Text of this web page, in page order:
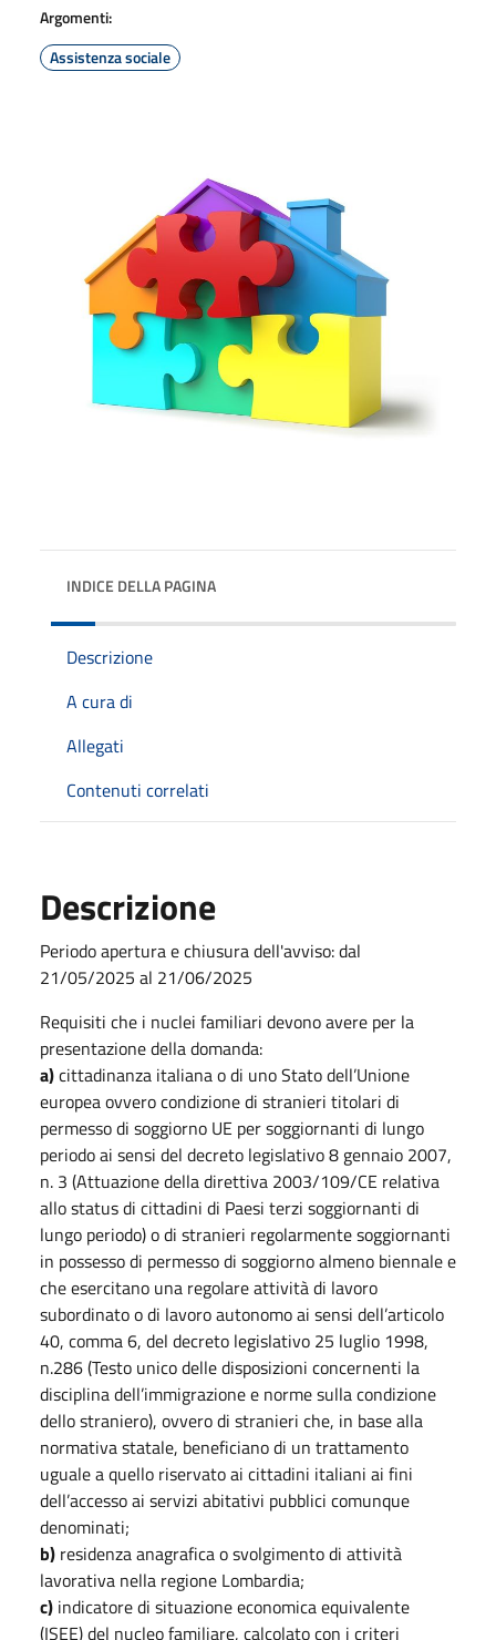
Argomenti:
Assistenza sociale
INDICE DELLA PAGINA
Descrizione
A cura di
Allegati
Contenuti correlati
Descrizione
Periodo apertura e chiusura dell'avviso: dal
21/05/2025 al 21/06/2025
Requisiti che i nuclei familiari devono avere per la
presentazione della domanda:
a)cittadinanza italiana o di uno Stato dell’Unione
europea ovvero condizione di stranieri titolari di
permesso di soggiorno UE per soggiornanti di lungo
periodo ai sensi del decreto legislativo 8 gennaio 2007,
n. 3 (Attuazione della direttiva 2003/109/CE relativa
allo status di cittadini di Paesi terzi soggiornanti di
lungo periodo) o di stranieri regolarmente soggiornanti
in possesso di permesso di soggiorno almeno biennale e
che esercitano una regolare attività di lavoro
subordinato o di lavoro autonomo ai sensi dell’articolo
40, comma 6, del decreto legislativo 25 luglio 1998,
n.286 (Testo unico delle disposizioni concernenti la
disciplina dell’immigrazione e norme sulla condizione
dello straniero), ovvero di stranieri che, in base alla
normativa statale, beneficiano di un trattamento
uguale a quello riservato ai cittadini italiani ai fini
dell’accesso ai servizi abitativi pubblici comunque
denominati;
b) residenza anagrafica o svolgimento di attività
lavorativa nella regione Lombardia;
c) indicatore di situazione economica equivalente
(ISEE) del nucleo familiare, calcolato con i criteri